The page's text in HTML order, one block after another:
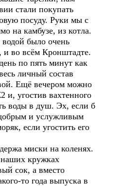
стали покупать
посуду. Руки мы с
на камбузе, из котла.
было очень
и во всём Кронштадте.
по пять минут как
личный состав
Ещё вечером можно
и, угостив вахтенного
воды в душ. Эх, если б
и услужливым
если угостить его
миски на коленях.
наших кружках
сок, а вместо
то года выпуска в